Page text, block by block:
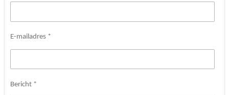
E-mailadres *
Bericht *